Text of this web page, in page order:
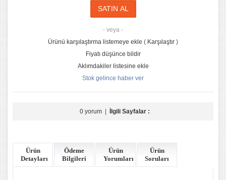
- veya -
Ürünü karşılaştırma listemeye ekle ( Karşılaştır )
Fiyatı düşünce bildir
Aklımdakiler listesine ekle
Stok gelince haber ver
0 yorum| İlgili Sayfalar :
Ürün
Detayları
Ödeme
Bilgileri
Ürün
Yorumları
Ürün
Soruları